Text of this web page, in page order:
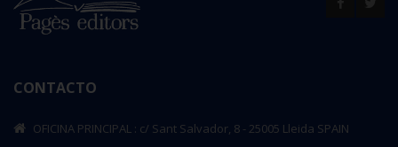
CONTACTO
OFICINA PRINCIPAL : c/ Sant Salvador, 8 - 25005 Lleida SPAIN